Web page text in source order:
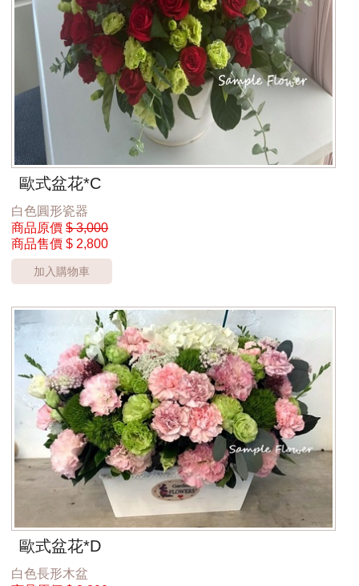
歐式盆花*C
白色圓形瓷器
商品原價 $ 3,000
商品售價 $ 2,800
加入購物車
歐式盆花*D
白色長形木盆